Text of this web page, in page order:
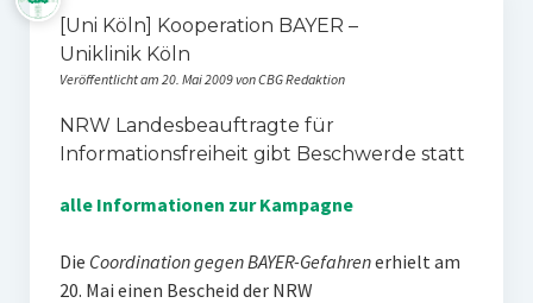
Störfälle
Jahrestagung
SPENDEN
[Uni Köln] Kooperation BAYER –
Uniklinik Köln
Veröffentlicht am 20. Mai 2009 von CBG Redaktion
NRW Landesbeauftragte für
Informationsfreiheit gibt Beschwerde statt
alle Informationen zur Kampagne
Die Coordination gegen BAYER-Gefahrenerhielt am
20. Mai einen Bescheid der NRW